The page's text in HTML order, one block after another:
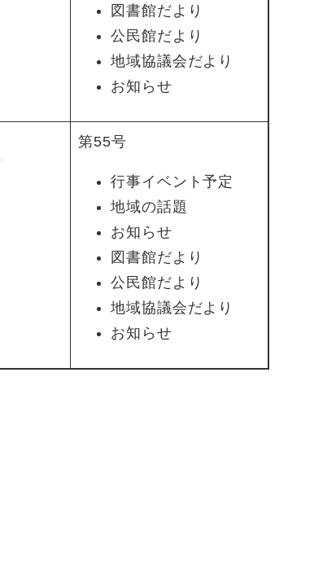
図書館だより
公民館だより
地域協議会だより
お知らせ
第55号
行事イベント予定
地域の話題
お知らせ
図書館だより
公民館だより
地域協議会だより
お知らせ